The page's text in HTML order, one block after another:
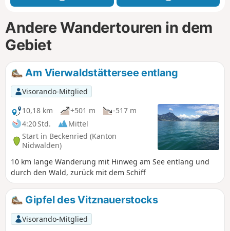
Andere Wandertouren in dem
Gebiet
Am Vierwaldstättersee entlang
Visorando-Mitglied
10,18 km
+501 m
-517 m
4:20 Std.
Mittel
Start in Beckenried (Kanton
Nidwalden)
10 km lange Wanderung mit Hinweg am See entlang und
durch den Wald, zurück mit dem Schiff
Gipfel des Vitznauerstocks
Visorando-Mitglied